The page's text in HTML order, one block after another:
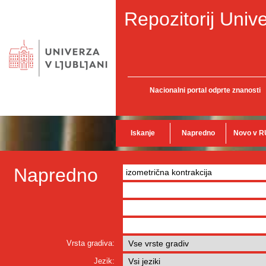
Repozitorij
Nacionalni portal odprte znanosti
Iskanje Napredno Novo v
Napredno
Vrsta gradiva:
Jezik: